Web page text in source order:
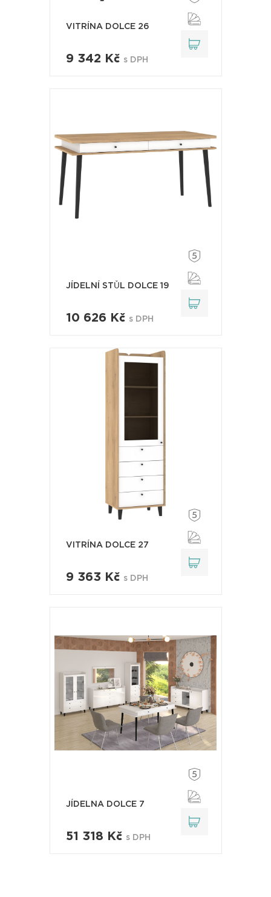
VITRÍNA DOLCE 26
9 342 Kč s DPH
JÍDELNÍ STŮL DOLCE 19
10 626 Kč s DPH
VITRÍNA DOLCE 27
9 363 Kč s DPH
JÍDELNA DOLCE 7
51 318 Kč s DPH